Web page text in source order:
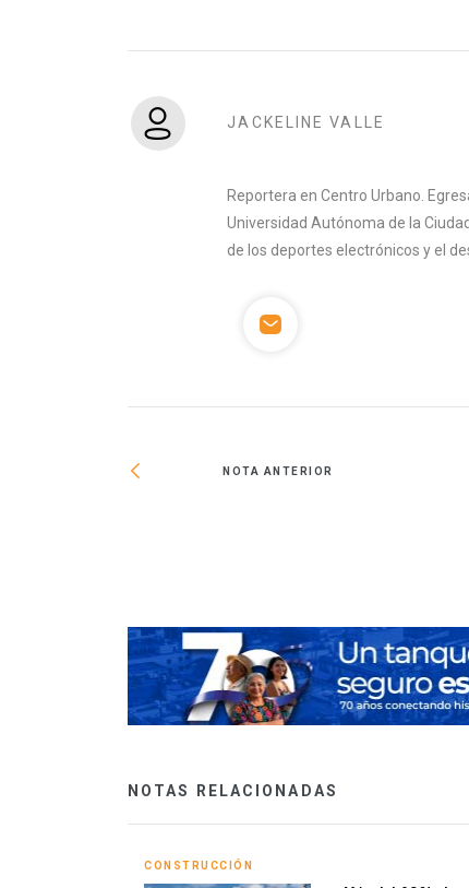
JACKELINE VALLE
Reportera en Centro Urbano.
Universidad Autónoma de la
de los deportes electrónicos y el
NOTA ANTERIOR
NOTAS RELACIONADAS
CONSTRUCCIÓN